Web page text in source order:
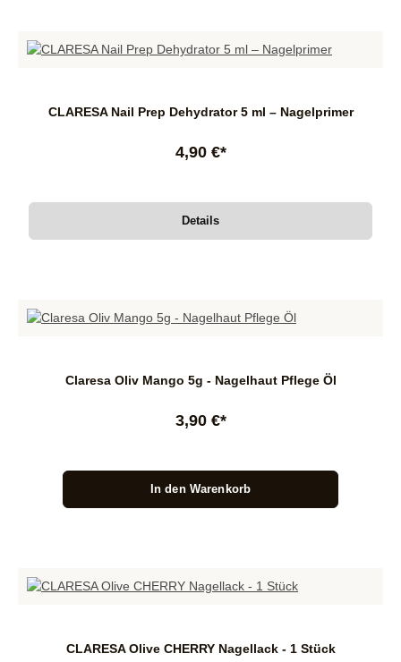
CLARESA Nail Prep Dehydrator 5 ml – Nagelprimer
4,90 €*
Details
Claresa Oliv Mango 5g - Nagelhaut Pflege Öl
3,90 €*
In den Warenkorb
CLARESA Olive CHERRY Nagellack - 1 Stück